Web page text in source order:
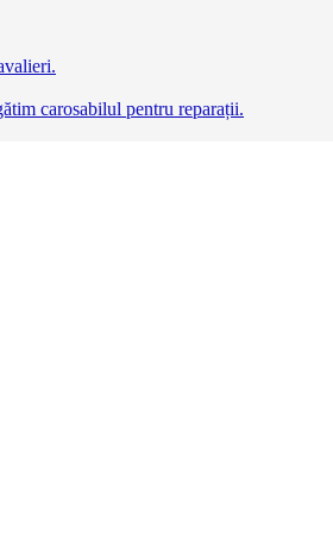
carosabilul pentru reparații.